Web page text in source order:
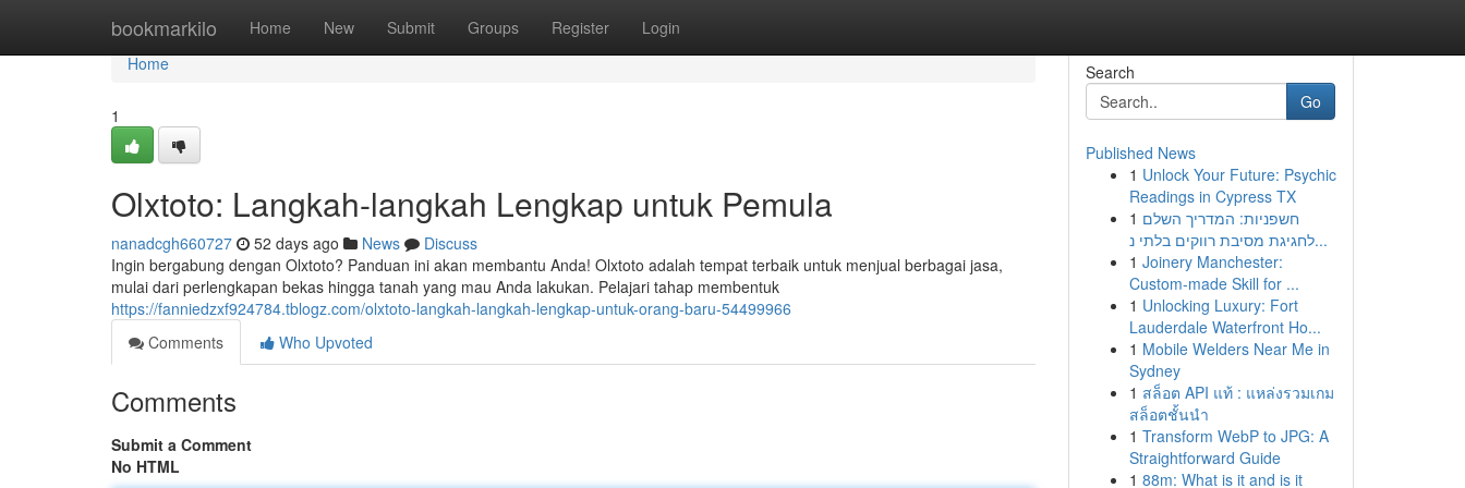
bookmarkilo Home New Submit Groups Register Login
Home
Home
1
Olxtoto: Langkah-langkah Lengkap untuk Pemula
nanadcgh660727 52 days ago News
Discuss
Ingin bergabung dengan Olxtoto? Panduan ini akan membantu Anda! Olxtoto adalah tempat terbaik untuk menjual berbagai jasa,
mulai dari perlengkapan bekas hingga tanah yang mau Anda lakukan. Pelajari tahap membentuk
https://fanniedzxf924784.tblogz.com/olxtoto-langkah-langkah-lengkap-untuk-orang-baru-54499966
Comments
Who Upvoted
Comments
Submit a Comment
No HTML
Search
Go
Published News
1 Unlock Your Future: Psychic
Readings in Cypress TX
1 חשפניות: המדריך השלם
לחגיגת מסיבת רווקים בלתי נ...
1 Joinery Manchester:
Custom-made Skill for ...
1 Unlocking Luxury: Fort
Lauderdale Waterfront Ho...
1 Mobile Welders Near Me in
Sydney
1 สล็อต API แท้ : แหล่งรวมเกม
สล็อตชั้นนำ
1 Transform WebP to JPG: A
Straightforward Guide
1 88m: What is it and is it